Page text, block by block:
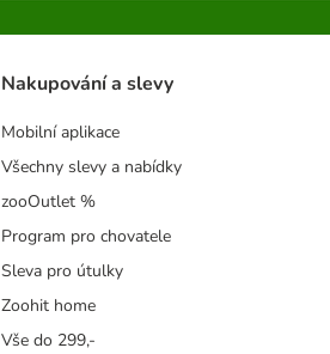
Nakupování a slevy
Mobilní aplikace
Všechny slevy a nabídky
zooOutlet %
Program pro chovatele
Sleva pro útulky
Zoohit home
Vše do 299,-